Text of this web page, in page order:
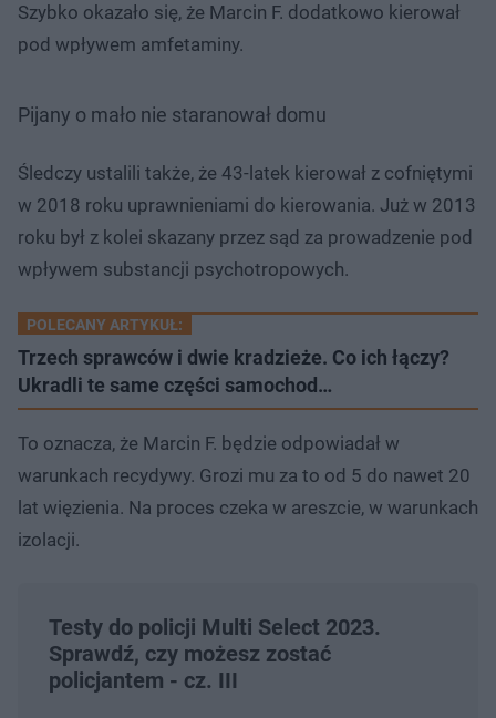
Szybko okazało się, że Marcin F. dodatkowo kierował
pod wpływem amfetaminy.
Pijany o mało nie staranował domu
Śledczy ustalili także, że 43-latek kierował z cofniętymi
w 2018 roku uprawnieniami do kierowania. Już w 2013
roku był z kolei skazany przez sąd za prowadzenie pod
wpływem substancji psychotropowych.
POLECANY ARTYKUŁ:
Trzech sprawców i dwie kradzieże. Co ich łączy?
Ukradli te same części samochod…
To oznacza, że Marcin F. będzie odpowiadał w
warunkach recydywy. Grozi mu za to od 5 do nawet 20
lat więzienia. Na proces czeka w areszcie, w warunkach
izolacji.
Testy do policji Multi Select 2023.
Sprawdź, czy możesz zostać
policjantem - cz. III